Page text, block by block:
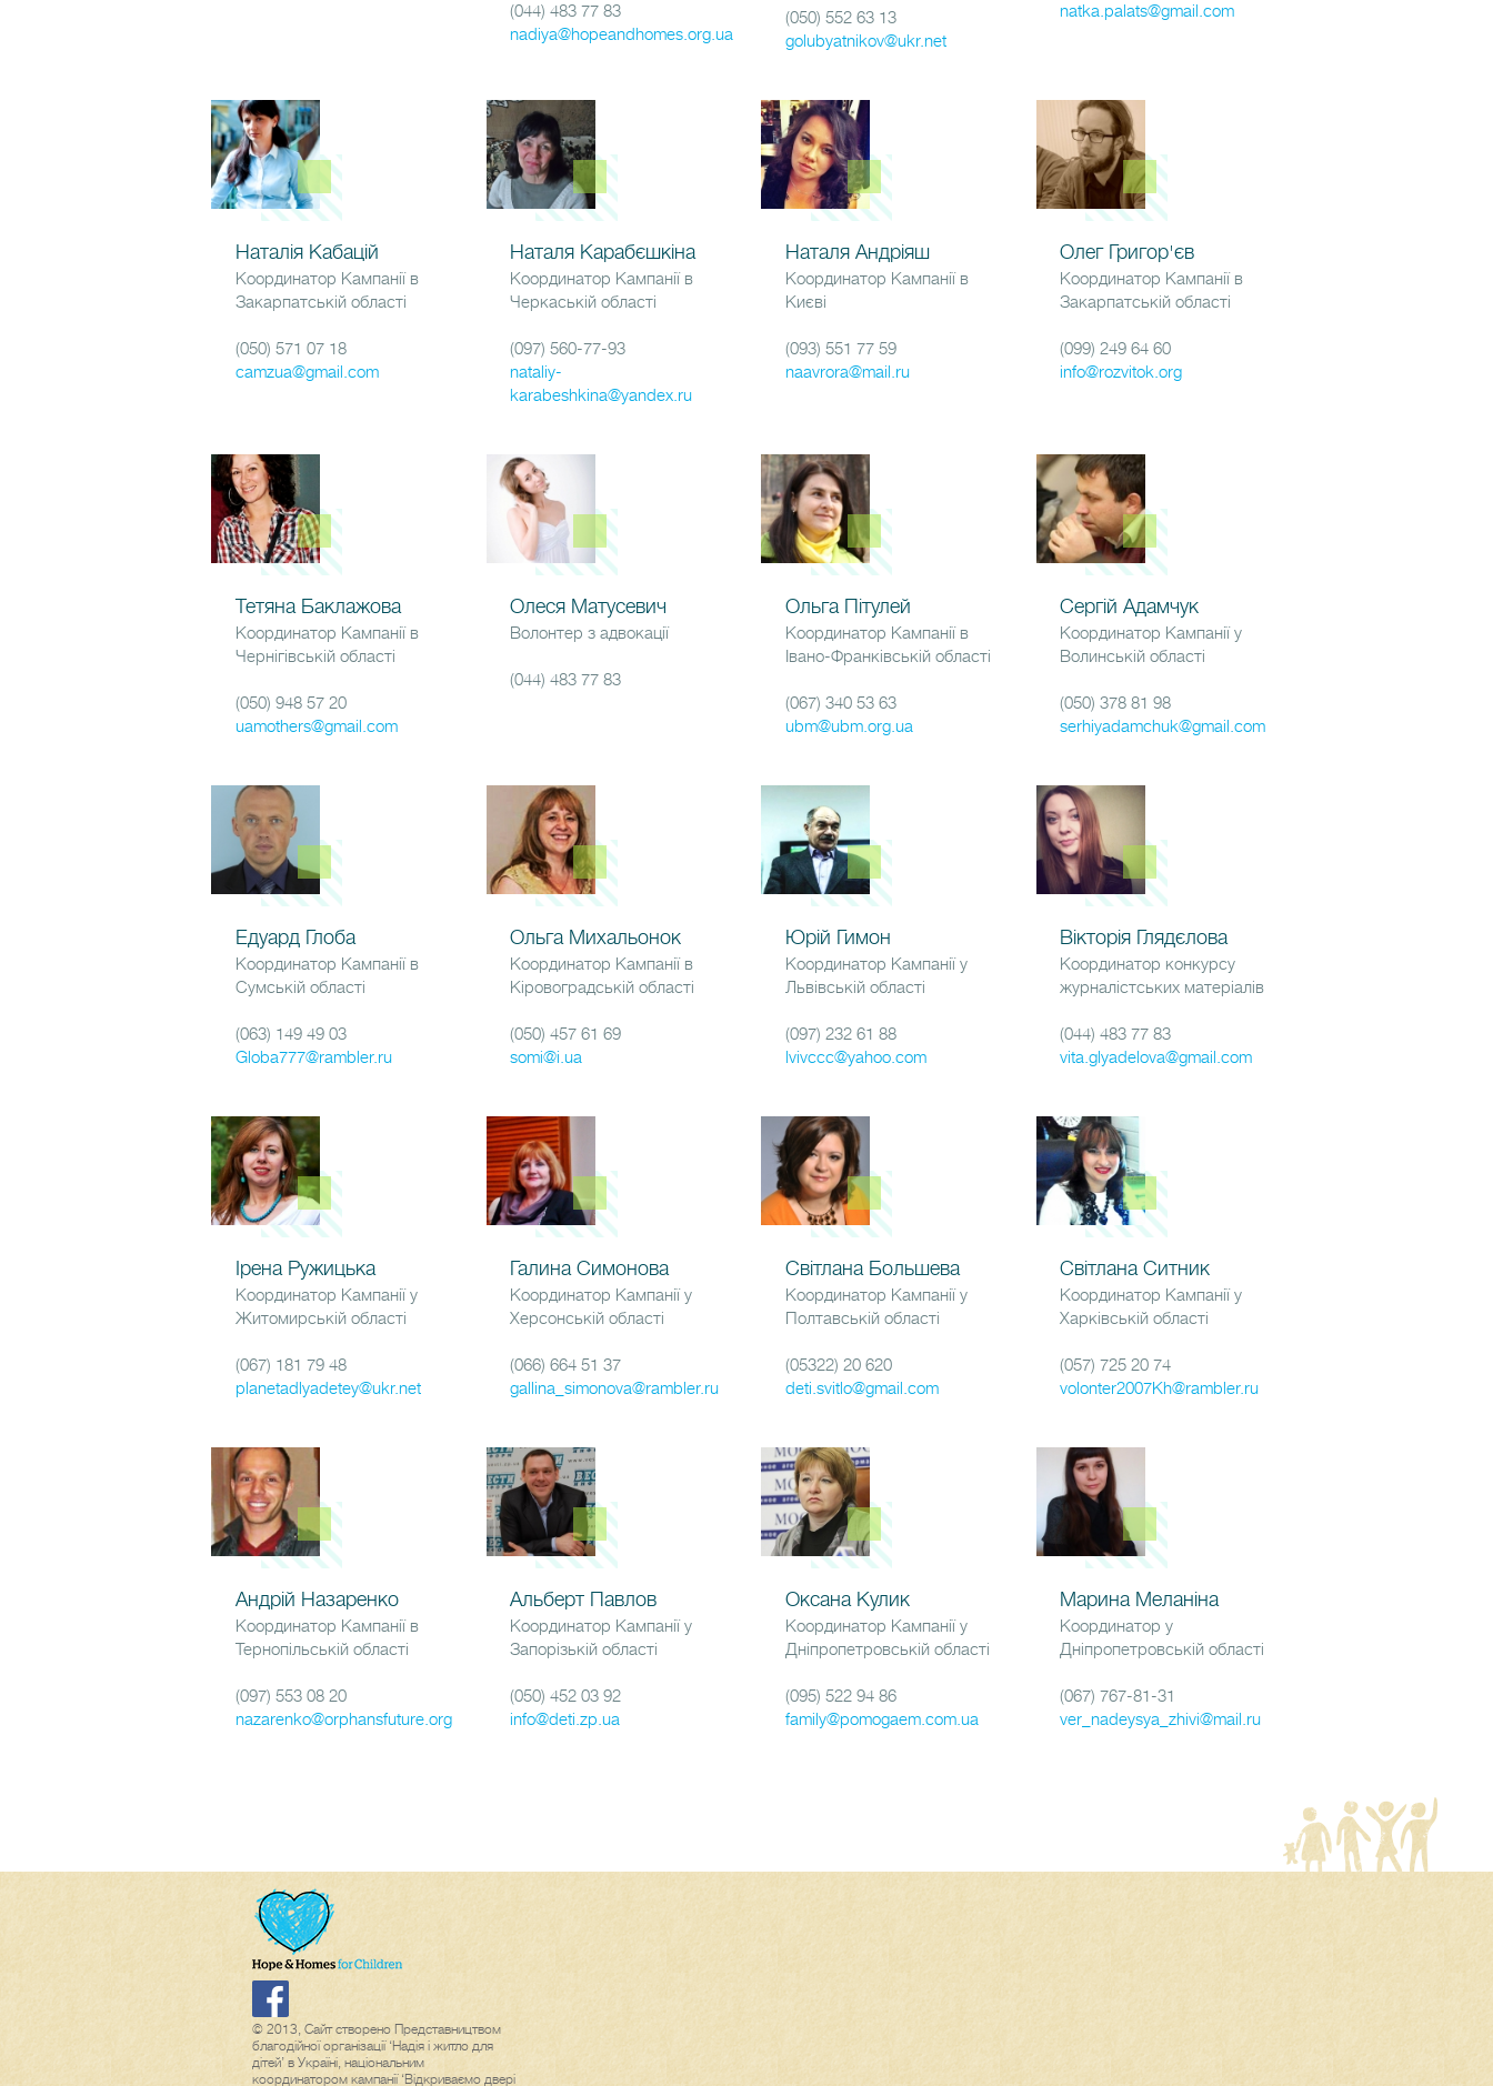
(044) 483 77 83
nadiya@hopeandhomes.org.ua
(050) 552 63 13
golubyatnikov@ukr.net
natka.palats@gmail.com
Наталія Кабацій
Координатор Кампанії в
Закарпатській області
(050) 571 07 18
camzua@gmail.com
Наталя Карабєшкіна
Координатор Кампанії в
Черкаській області
(097) 560-77-93
nataliy-
karabeshkina@yandex.ru
Наталя Андріяш
Координатор Кампанії в
Києві
(093) 551 77 59
naavrora@mail.ru
Олег Григор'єв
Координатор Кампанії в
Закарпатській області
(099) 249 64 60
info@rozvitok.org
Тетяна Баклажова
Координатор Кампанії в
Чернігівській області
(050) 948 57 20
uamothers@gmail.com
Олеся Матусевич
Волонтер з адвокації
(044) 483 77 83
Ольга Пітулей
Координатор Кампанії в
Івано-Франківській області
(067) 340 53 63
ubm@ubm.org.ua
Сергій Адамчук
Координатор Кампанії у
Волинській області
(050) 378 81 98
serhiyadamchuk@gmail.com
Едуард Глоба
Координатор Кампанії в
Сумській області
(063) 149 49 03
Globa777@rambler.ru
Ольга Михальонок
Координатор Кампанії в
Кіровоградській області
(050) 457 61 69
somi@i.ua
Юрій Гимон
Координатор Кампанії у
Львівській області
(097) 232 61 88
lvivccc@yahoo.com
Вікторія Глядєлова
Координатор конкурсу
журналістських матеріалів
(044) 483 77 83
vita.glyadelova@gmail.com
Ірена Ружицька
Координатор Кампанії у
Житомирській області
(067) 181 79 48
planetadlyadetey@ukr.net
Галина Симонова
Координатор Кампанії у
Херсонській області
(066) 664 51 37
gallina_simonova@rambler.ru
Світлана Большева
Координатор Кампанії у
Полтавській області
(05322) 20 620
deti.svitlo@gmail.com
Світлана Ситник
Координатор Кампанії у
Харківській області
(057) 725 20 74
volonter2007Kh@rambler.ru
Андрій Назаренко
Координатор Кампанії в
Тернопільській області
(097) 553 08 20
nazarenko@orphansfuture.org
Альберт Павлов
Координатор Кампанії у
Запорізькій області
(050) 452 03 92
info@deti.zp.ua
Оксана Кулик
Координатор Кампанії у
Дніпропетровській області
(095) 522 94 86
family@pomogaem.com.ua
Марина Меланіна
Координатор у
Дніпропетровській області
(067) 767-81-31
ver_nadeysya_zhivi@mail.ru
© 2013, Сайт створено Представництвом
благодійної організації ‘Надія і житло для
дітей’ в Україні, національним
координатором кампанії ‘Відкриваємо двері